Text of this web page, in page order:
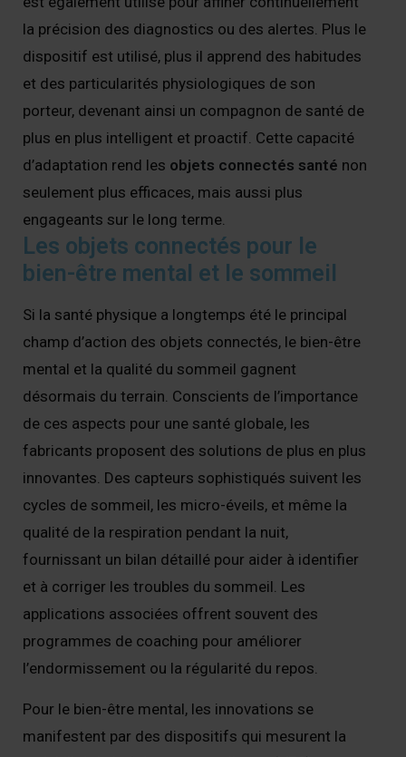
la précision des diagnostics ou des alertes. Plus le
dispositif est utilisé, plus il apprend des habitudes
et des particularités physiologiques de son
porteur, devenant ainsi un compagnon de santé de
plus en plus intelligent et proactif. Cette capacité
d’adaptation rend les objets connectés santé non
seulement plus efficaces, mais aussi plus
engageants sur le long terme.
Les objets connectés pour le
bien-être mental et le sommeil
Si la santé physique a longtemps été le principal
champ d’action des objets connectés, le bien-être
mental et la qualité du sommeil gagnent
désormais du terrain. Conscients de l’importance
de ces aspects pour une santé globale, les
fabricants proposent des solutions de plus en plus
innovantes. Des capteurs sophistiqués suivent les
cycles de sommeil, les micro-éveils, et même la
qualité de la respiration pendant la nuit,
fournissant un bilan détaillé pour aider à identifier
et à corriger les troubles du sommeil. Les
applications associées offrent souvent des
programmes de coaching pour améliorer
l’endormissement ou la régularité du repos.
Pour le bien-être mental, les innovations se
manifestent par des dispositifs qui mesurent la